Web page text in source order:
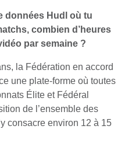
données Hudl où tu
combien d’heures
par semaine ?
la Fédération en accord
une plate-forme où toutes
Élite et Fédéral
de l’ensemble des
consacre environ 12 à 15